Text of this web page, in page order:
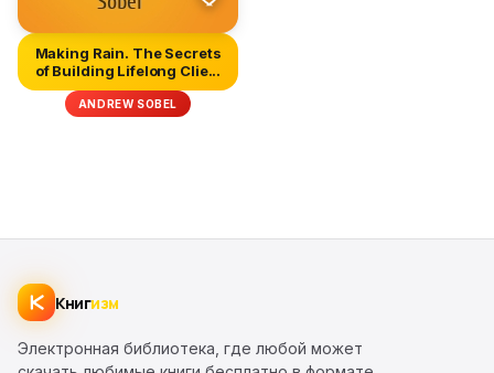
Making Rain. The Secrets
of Building Lifelong Clie...
ANDREW SOBEL
Книгизм
Электронная библиотека, где любой может